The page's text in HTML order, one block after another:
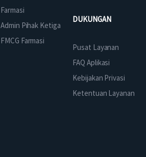
Farmasi
Admin Pihak Ketiga
FMCG Farmasi
DUKUNGAN
Pusat Layanan
FAQ Aplikasi
Kebijakan Privasi
Ketentuan Layanan